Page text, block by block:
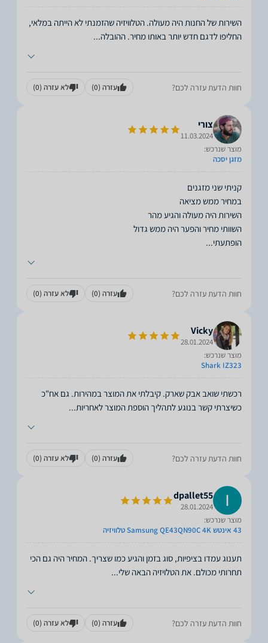
השירות של החנות היה מעולה. הטלוויזיה שהזמנתי לא הייתה במלאי,
החליפו לדגם חדש יותר באותו מחיר. ההובלה...
חוות הדעת עזרה לכם? עזרה (0) לא עזרה (0)
צורי
11.03.2024
מוצר שנרכש:
מזגן יסכה
הופתעתי...
חוות הדעת עזרה לכם? עזרה (0) לא עזרה (0)
Vicky
28.01.2024
מוצר שנרכש:
Shark IZ323
רכשתי שואב אבק שארק. קיבלתי את המוצר במהירות. גם אח"כ
כשיצרתי קשר בנוגע לתהליך הוספת המוצר לאחריות...
חוות הדעת עזרה לכם? עזרה (0) לא עזרה (0)
dpallet55
28.01.2024
מוצר שנרכש:
43 אינטש Samsung QE43QN90C 4K טלוויזיה
תענוג עמדו בציפיות, סוג בזמן והגיע כמו שצריך. המחיר היה גם הכי
תחרותי מכולם. את הטלויזיה הבאה שלי...
חוות הדעת עזרה לכם? עזרה (0) לא עזרה (0)